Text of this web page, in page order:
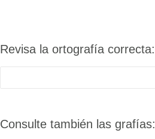
Revisa la ortografía correcta:
Consulte también las grafías: